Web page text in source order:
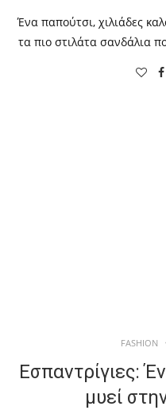
Ένα παπούτσι, χιλιάδες
τα πιο στιλάτα σανδάλια
FASHION
Εσπαντρίγιες:
μυεί